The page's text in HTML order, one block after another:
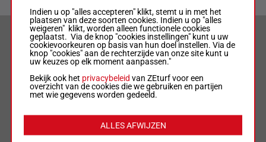
VERANTWOORD WEDDEN & PRIVACYVERKLARING
LIMIETEN & SESSIEDETAILS
ALGEMENE VOORWAARDEN
WEDREGELS & TOTALISATORREGLEMENT
Indien u op "alles accepteren" klikt, stemt u in met het
plaatsen van deze soorten cookies. Indien u op "alles
weigeren" klikt, worden alleen functionele cookies
geplaatst. Via de knop "cookies instellingen" kunt u uw
cookievoorkeuren op basis van hun doel instellen. Via de
knop "cookies" aan de rechterzijde van onze site kunt u
uw keuzes op elk moment aanpassen."
Bekijk ook het privacybeleid van ZEturf voor een
overzicht van de cookies die we gebruiken en partijen
met wie gegevens worden gedeeld.
ALLES AFWIJZEN